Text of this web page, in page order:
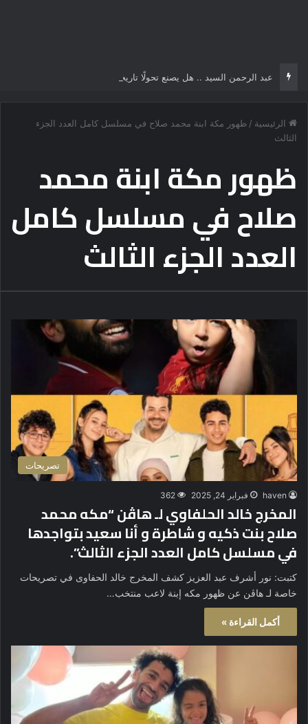
الرئيسية / ظهور مكة ابنة محمد صلاح في مسلسل كامل العدد الجزء
الثالث
ظهور مكة ابنة محمد
صلاح في مسلسل كامل
العدد الجزء الثالث
تصريحات
haven فبراير 24, 2025 362
المخرج خالد الحلفاوي لـ هاڤن “مكه محمد
صلاح بنت ذكيه و شاطرة و أنا سعيد بتواجدها
في مسلسل كامل العدد الجزء الثالث”.
كتبت: نور أشرف عبد العزيز كشف المخرج خالد الحفاوى في تصريحات
خاصة لـ هاڤن عن ظهور مكه إبنة لاعب منتخب…
أكمل القراءة »